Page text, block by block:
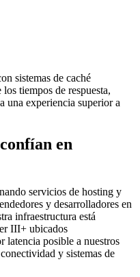
sistemas de caché
tiempos de respuesta,
una experiencia superior a
en
servicios de hosting y
y desarrolladores en
infraestructura está
III+ ubicados
latencia posible a nuestros
y sistemas de